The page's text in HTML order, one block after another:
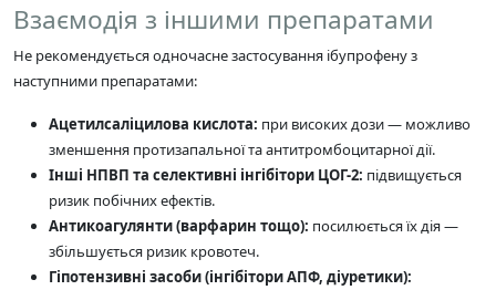
Взаємодія з іншими препаратами
Не рекомендується одночасне застосування ібупрофену з
наступними препаратами:
Ацетилсаліцилова кислота: при високих дози — можливо
зменшення протизапальної та антитромбоцитарної дії.
Інші НПВП та селективні інгібітори ЦОГ-2: підвищується
ризик побічних ефектів.
Антикоагулянти (варфарин тощо): посилюється їх дія —
збільшується ризик кровотеч.
Гіпотензивні засоби (інгібітори АПФ, діуретики):